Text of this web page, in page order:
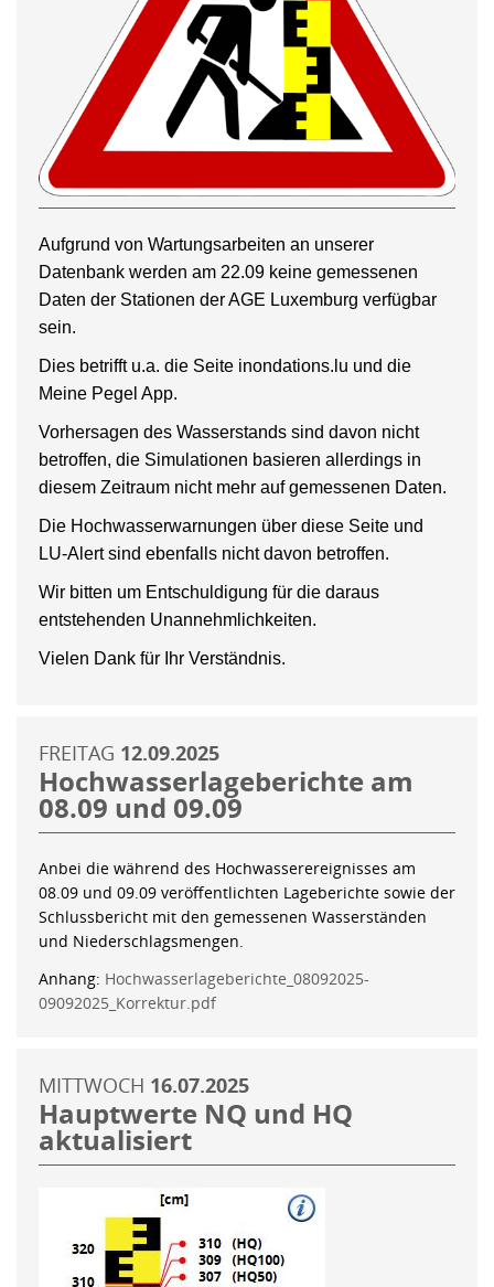
Aufgrund von Wartungsarbeiten an unserer
Datenbank werden am 22.09 keine gemessenen
Daten der Stationen der AGE Luxemburg verfügbar
sein.
Dies betrifft u.a. die Seite inondations.lu und die
Meine Pegel App.
Vorhersagen des Wasserstands sind davon nicht
betroffen, die Simulationen basieren allerdings in
diesem Zeitraum nicht mehr auf gemessenen Daten.
Die Hochwasserwarnungen über diese Seite und
LU-Alert sind ebenfalls nicht davon betroffen.
Wir bitten um Entschuldigung für die daraus
entstehenden Unannehmlichkeiten.
Vielen Dank für Ihr Verständnis.
FREITAG 12.09.2025
Hochwasserlageberichte am
08.09 und 09.09
Anbei die während des Hochwasserereignisses am
08.09 und 09.09 veröffentlichten Lageberichte sowie der
Schlussbericht mit den gemessenen Wasserständen
und Niederschlagsmengen.
Anhang: Hochwasserlageberichte_08092025-
09092025_Korrektur.pdf
MITTWOCH 16.07.2025
Hauptwerte NQ und HQ
aktualisiert